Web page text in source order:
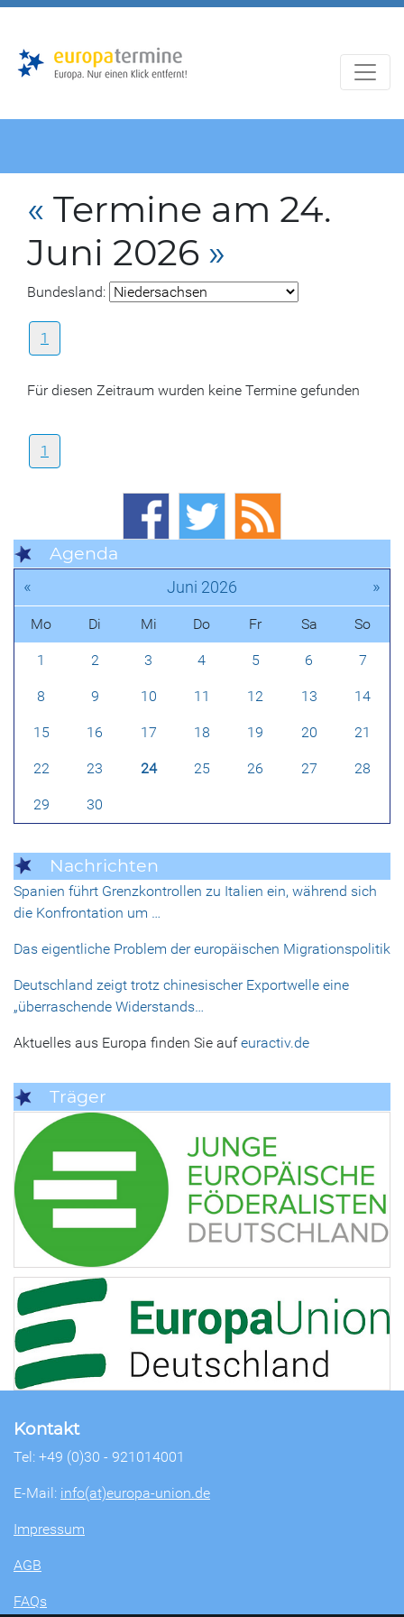
« Termine am 24.
Juni 2026 »
Bundesland:
1
Für diesen Zeitraum wurden keine Termine gefunden
1
Agenda
« Juni 2026 »
Mo Di Mi Do Fr Sa So
1 2 3 4 5 6 7
8 9 10 11 12 13 14
15 16 17 18 19 20 21
22 23 24 25 26 27 28
29 30
Nachrichten
Spanien führt Grenzkontrollen zu Italien ein, während sich
die Konfrontation um …
Das eigentliche Problem der europäischen Migrationspolitik
Deutschland zeigt trotz chinesischer Exportwelle eine
„überraschende Widerstands…
Aktuelles aus Europa finden Sie aufeuractiv.de
Träger
Kontakt
Tel: +49 (0)30 - 921014001
E-Mail: info(at)europa-union.de
Impressum
AGB
FAQs